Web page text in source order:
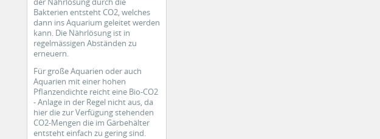
Bakterien entsteht CO2, welches
dann ins Aquarium geleitet werden
kann. Die Nährlösung ist in
regelmässigen Abständen zu
erneuern.
Für große Aquarien oder auch
Aquarien mit einer hohen
Pflanzendichte reicht eine Bio-CO2
- Anlage in der Regel nicht aus, da
hier die zur Verfügung stehenden
CO2-Mengen die im Gärbehälter
entsteht einfach zu gering sind.